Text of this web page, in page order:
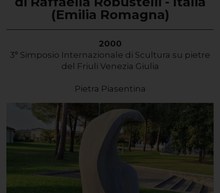
(Emilia Romagna)
2000
3° Simposio Internazionale di Scultura su pietre
del Friuli Venezia Giulia
Pietra Piasentina